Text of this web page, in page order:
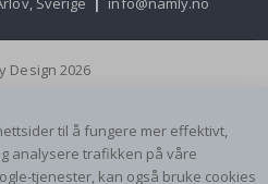
Design 2026
til å fungere mer effektivt,
analysere trafikken på våre
tjenester, kan også bruke cookies